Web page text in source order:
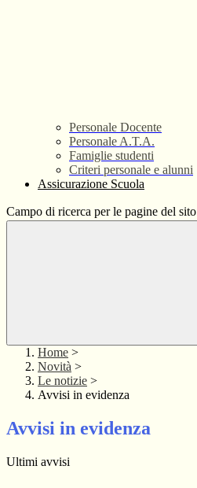
Personale Docente
Personale A.T.A.
Famiglie studenti
Criteri personale e alunni
Assicurazione Scuola
Campo di ricerca per le pagine del sito
Home >
Novità >
Le notizie >
Avvisi in evidenza
Avvisi in evidenza
Ultimi avvisi